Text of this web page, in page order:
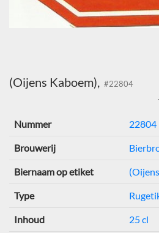
(Oijens Kaboem), #22804
Nummer
22804
Brouwerij
Biernaam op etiket
Type
Inhoud 25 cl